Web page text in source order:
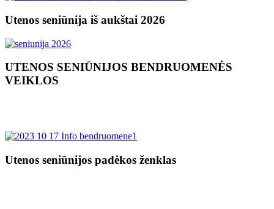
Utenos seniūnija iš aukštai 2026
UTENOS SENIŪNIJOS BENDRUOMENĖS
VEIKLOS
Utenos seniūnijos padėkos ženklas